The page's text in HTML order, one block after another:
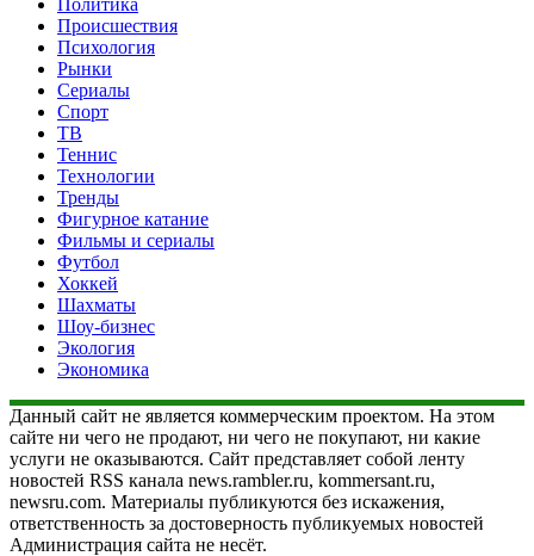
Происшествия
Психология
Рынки
Сериалы
Спорт
ТВ
Теннис
Технологии
Тренды
Фигурное катание
Фильмы и сериалы
Футбол
Хоккей
Шахматы
Шоу-бизнес
Экология
Экономика
Данный сайт не является коммерческим проектом. На этом
сайте ни чего не продают, ни чего не покупают, ни какие
услуги не оказываются. Сайт представляет собой ленту
новостей RSS канала news.rambler.ru, kommersant.ru,
newsru.com. Материалы публикуются без искажения,
ответственность за достоверность публикуемых новостей
Администрация сайта не несёт.